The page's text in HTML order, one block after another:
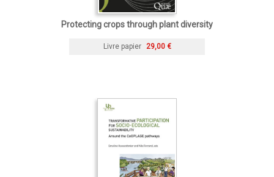
Protecting crops through plant diversity
Livre papier 29,00 €